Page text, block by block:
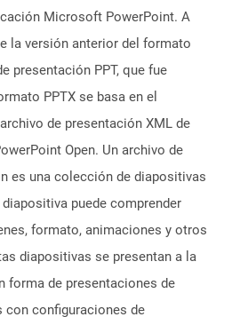
Microsoft PowerPoint. A
la versión anterior del formato
presentación PPT, que fue
PPTX se basa en el
de presentación XML de
Open. Un archivo de
es una colección de diapositivas
puede comprender
formato, animaciones y otros
diapositivas se presentan a la
forma de presentaciones de
con configuraciones de